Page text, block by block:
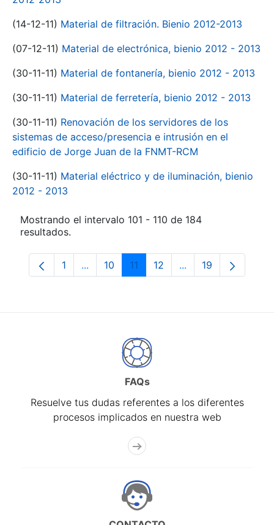
(14-12-11) Material de filtración. Bienio 2012-2013
(07-12-11) Material de electrónica, bienio 2012 - 2013
(30-11-11) Material de fontanería, bienio 2012 - 2013
(30-11-11) Material de ferretería, bienio 2012 - 2013
(30-11-11) Renovación de los servidores de los
sistemas de acceso/presencia e intrusión en el
edificio de Jorge Juan de la FNMT-RCM
(30-11-11) Material eléctrico y de iluminación, bienio
2012 - 2013
Mostrando el intervalo 101 - 110 de 184
resultados.
Página
1 ...Páginas intermedias Use TAB para
Página
10 Página
11 Página
12 ...PáginasPágina
19
FAQs
Resuelve tus dudas referentes a los diferentes
procesos implicados en nuestra web